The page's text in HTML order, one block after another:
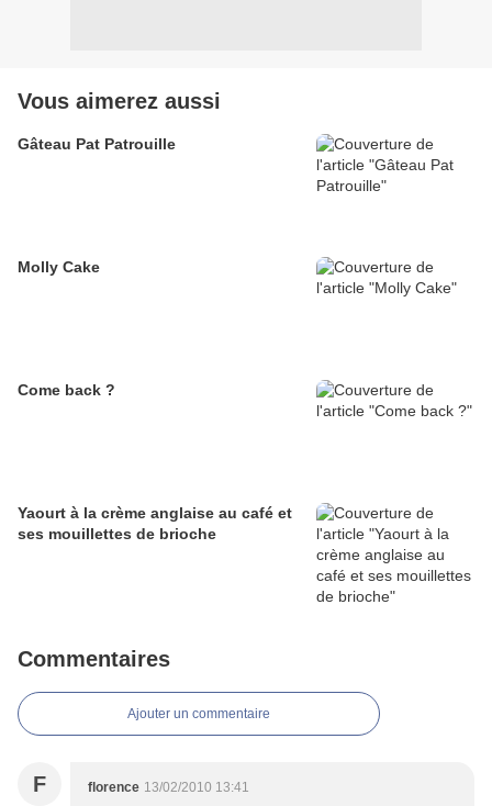
Vous aimerez aussi
Gâteau Pat Patrouille
Molly Cake
Come back ?
Yaourt à la crème anglaise au café et
ses mouillettes de brioche
Commentaires
Ajouter un commentaire
F florence 13/02/2010 13:41